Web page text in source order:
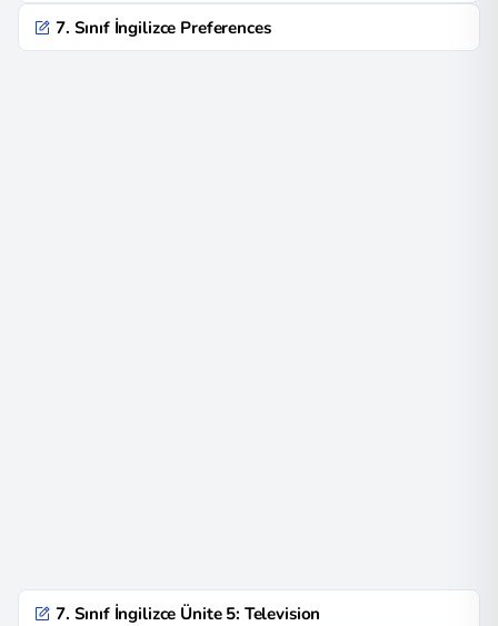
7. Sınıf İngilizce Preferences
7. Sınıf İngilizce Ünite 5: Television